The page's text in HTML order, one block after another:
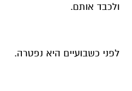
ולכבד אותם.
לפני כשבועיים היא נפטרה.